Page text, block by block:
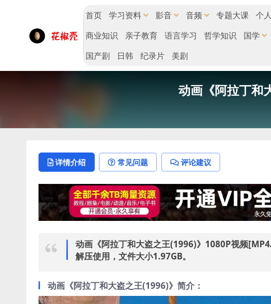
首页 学习资料 影音 音频 专题大课 个
商业知识
亲子教育 语言学习 哲学知识 国学
国产剧
日韩 纪录片 美剧
动画《阿拉丁和
详情介绍 常见问题 评论建议
动画《阿拉丁和大盗之王(1996)》1080P视频
解压使用，文件大小1.97GB。
动画《阿拉丁和大盗之王(1996)》简介：